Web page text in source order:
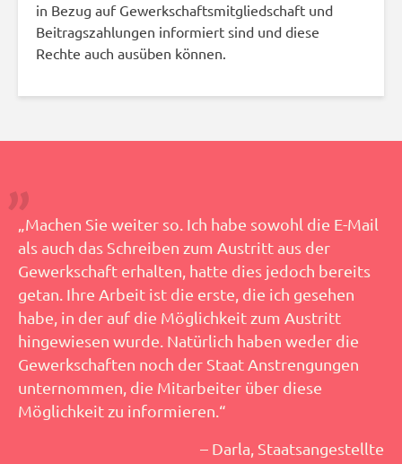
in Bezug auf Gewerkschaftsmitgliedschaft und
Beitragszahlungen informiert sind und diese
Rechte auch ausüben können.
„Machen Sie weiter so. Ich habe sowohl die E-Mail
als auch das Schreiben zum Austritt aus der
Gewerkschaft erhalten, hatte dies jedoch bereits
getan. Ihre Arbeit ist die erste, die ich gesehen
habe, in der auf die Möglichkeit zum Austritt
hingewiesen wurde. Natürlich haben weder die
Gewerkschaften noch der Staat Anstrengungen
unternommen, die Mitarbeiter über diese
Möglichkeit zu informieren.“
– Darla, Staatsangestellte